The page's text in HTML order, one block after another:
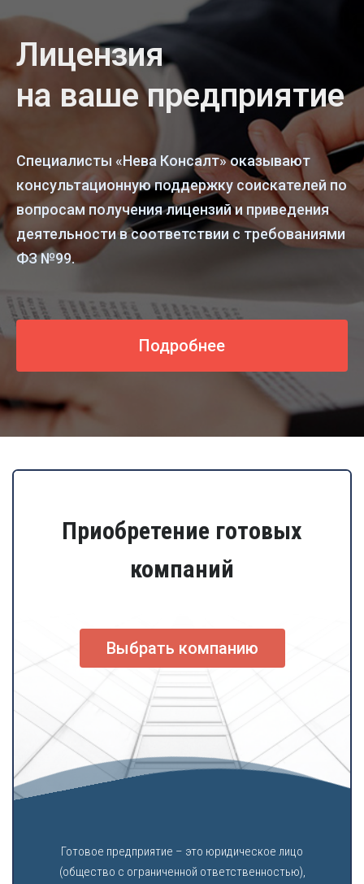
Лицензия
на ваше предприятие
Специалисты «Нева Консалт» оказывают
консультационную поддержку соискателей по
вопросам получения лицензий и приведения
деятельности в соответствии с требованиями
ФЗ №99.
Подробнее
Приобретение готовых
компаний
Выбрать компанию
Готовое предприятие – это юридическое лицо
(общество с ограниченной ответственностью),